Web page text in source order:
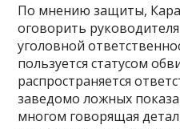
По мнению защиты,
оговорить
уголовной
пользуется статусом
распространяется
заведомо ложных
многом говорящая